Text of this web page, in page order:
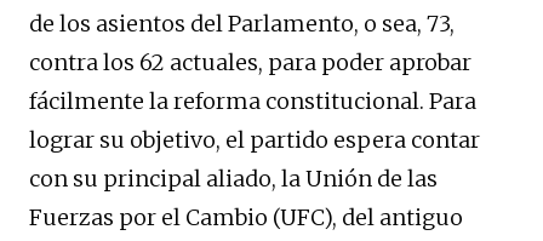
de los asientos del Parlamento, o sea, 73,
contra los 62 actuales, para poder aprobar
fácilmente la reforma constitucional. Para
lograr su objetivo, el partido espera contar
con su principal aliado, la Unión de las
Fuerzas por el Cambio (UFC), del antiguo